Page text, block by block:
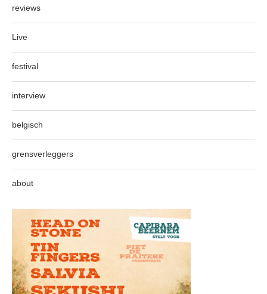
reviews
Live
festival
interview
belgisch
grensverleggers
about